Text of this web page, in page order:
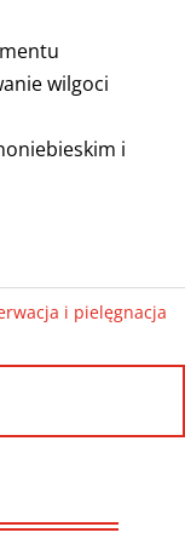
wilgoci
i
i pielęgnacja